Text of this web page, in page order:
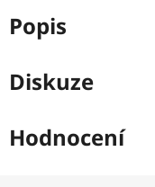
Popis
Diskuze
Hodnocení